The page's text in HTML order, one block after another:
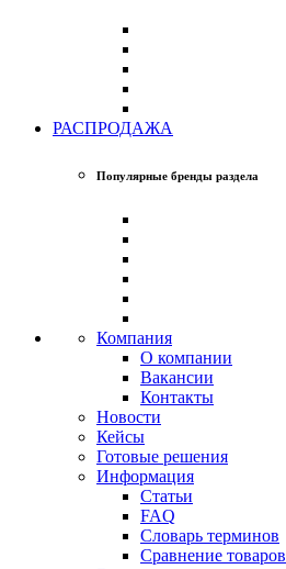
РАСПРОДАЖА
Популярные бренды раздела
Компания
О компании
Вакансии
Контакты
Новости
Кейсы
Готовые решения
Информация
Статьи
FAQ
Словарь терминов
Сравнение товаров